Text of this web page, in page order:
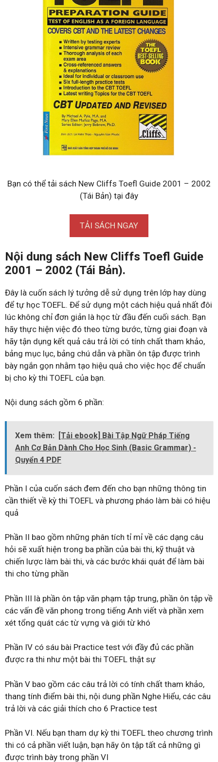
Bạn có thể tải sách New Cliffs Toefl Guide 2001 – 2002
(Tái Bản) tại đây
TẢI SÁCH NGAY
Nội dung sách New Cliffs Toefl Guide
2001 – 2002 (Tái Bản).
Đây là cuốn sách lý tưởng dễ sử dụng trên lớp hay dùng
để tự học TOEFL. Để sử dụng một cách hiệu quả nhất đôi
lúc không chỉ đơn giản là học từ đầu đến cuối sách. Bạn
hãy thực hiện việc đó theo từng bước, từng giai đoạn và
hãy tận dụng kết quả câu trả lời có tính chất tham khảo,
bảng mục lục, bảng chú dẫn và phần ôn tập được trình
bày ngắn gọn nhằm tạo hiệu quả cho việc học để chuẩn
bị cho kỳ thi TOEFL của bạn.
Nội dung sách gồm 6 phần:
Xem thêm:
[Tải ebook] Bài Tập Ngữ Pháp Tiếng
Anh Cơ Bản Dành Cho Học Sinh (Basic Grammar) -
Quyển 4 PDF
Phần I của cuốn sách đem đến cho bạn những thông tin
cần thiết về kỳ thi TOEFL và phương pháo làm bài có hiệu
quả
Phần II bao gồm những phân tích tỉ mỉ về các dạng câu
hỏi sẽ xuất hiện trong ba phần của bài thi, kỹ thuật và
chiến lược làm bài thi, và các bước khái quát để làm bài
thi cho từng phần
Phần III là phần ôn tập văn phạm tập trung, phần ôn tập về
các vấn đề văn phong trong tiếng Anh viết và phần xem
xét tổng quát các từ vựng và giới từ khó
Phần IV có sáu bài Practice test với đầy đủ các phần
được ra thi như một bài thi TOEFL thật sự
Phần V bao gồm các câu trả lời có tính chất tham khảo,
thang tính điểm bài thi, nội dung phần Nghe Hiểu, các câu
trả lời và các giải thích cho 6 Practice test
Phần VI. Nếu bạn tham dự kỳ thi TOEFL theo chương trình
thi có cả phần viết luận, bạn hãy ôn tập tất cả những gì
được trình bày trong phần VI